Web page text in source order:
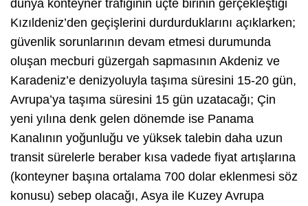
dünya konteyner trafiğinin üçte birinin gerçekleştiği
Kızıldeniz’den geçişlerini durdurduklarını açıklarken;
güvenlik sorunlarının devam etmesi durumunda
oluşan mecburi güzergah sapmasının Akdeniz ve
Karadeniz’e denizyoluyla taşıma süresini 15-20 gün,
Avrupa’ya taşıma süresini 15 gün uzatacağı; Çin
yeni yılına denk gelen dönemde ise Panama
Kanalının yoğunluğu ve yüksek talebin daha uzun
transit sürelerle beraber kısa vadede fiyat artışlarına
(konteyner başına ortalama 700 dolar eklenmesi söz
konusu) sebep olacağı, Asya ile Kuzey Avrupa